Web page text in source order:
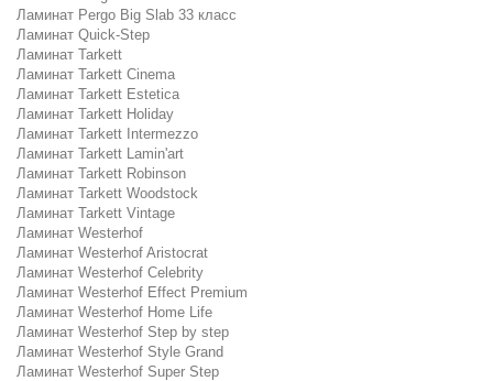
Ламинат Pergo Big Slab 33 класс
Ламинат Quick-Step
Ламинат Tarkett
Ламинат Tarkett Cinema
Ламинат Tarkett Estetica
Ламинат Tarkett Holiday
Ламинат Tarkett Intermezzo
Ламинат Tarkett Lamin'art
Ламинат Tarkett Robinson
Ламинат Tarkett Woodstock
Ламинат Tarkett Vintage
Ламинат Westerhof
Ламинат Westerhof Aristocrat
Ламинат Westerhof Celebrity
Ламинат Westerhof Effect Premium
Ламинат Westerhof Home Life
Ламинат Westerhof Step by step
Ламинат Westerhof Style Grand
Ламинат Westerhof Super Step